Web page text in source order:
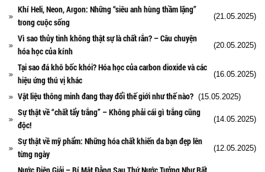
Khí Heli, Neon, Argon: Những “siêu anh hùng thầm lặng”
trong cuộc sống
(21.05.2025)
Vì sao thủy tinh không thật sự là chất rắn? – Câu chuyện
hóa học của kính
(20.05.2025)
Tại sao đá khô bốc khói? Hóa học của carbon dioxide và các
hiệu ứng thú vị khác
(16.05.2025)
Vật liệu thông minh đang thay đổi thế giới như thế nào? (15.05.2025)
Sự thật về “chất tẩy trắng” – Không phải cái gì trắng cũng
độc!
(14.05.2025)
Sự thật về mỹ phẩm: Những hóa chất khiến da bạn đẹp lên
từng ngày
(12.05.2025)